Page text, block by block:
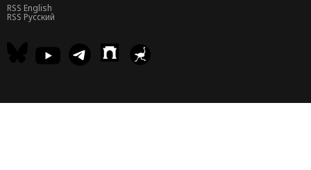
RSS English
RSS Русский